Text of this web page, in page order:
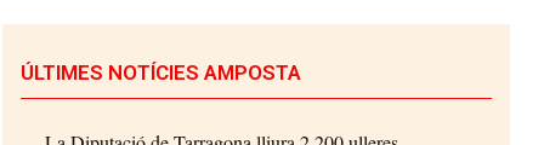
ÚLTIMES NOTÍCIES AMPOSTA